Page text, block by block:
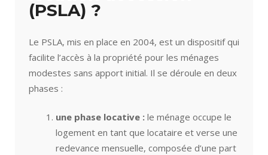
(PSLA) ?
Le PSLA, mis en place en 2004, est un dispositif qui
facilite l’accès à la propriété pour les ménages
modestes sans apport initial. Il se déroule en deux
phases :
une phase locative : le ménage occupe le
logement en tant que locataire et verse une
redevance mensuelle, composée d’une part